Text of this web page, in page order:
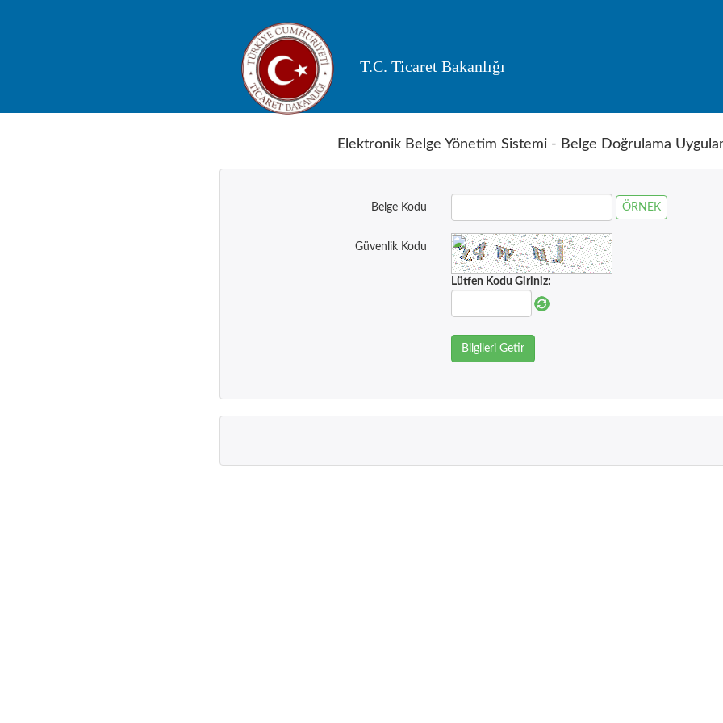
T.C. Ticaret Bakanlığı
Elektronik Belge Yönetim Sistemi - Belge Doğrulama
Belge Kodu ÖRNEK
Güvenlik Kodu
Lütfen Kodu Giriniz: